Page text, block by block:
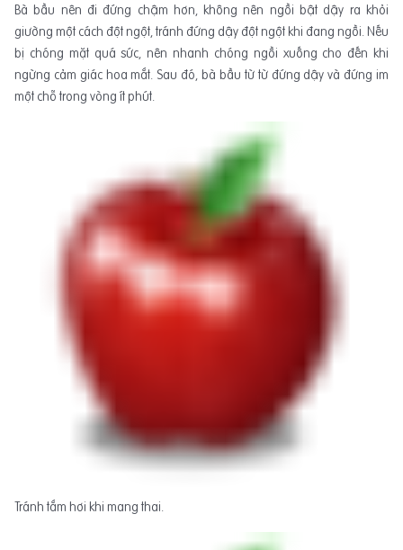
Bà bầu nên đi đứng chậm hơn, không nên ngồi bật dậy ra khỏi
giường một cách đột ngột, tránh đứng dậy đột ngột khi đang ngồi. Nếu
bị chóng mặt quá sức, nên nhanh chóng ngồi xuống cho đến khi
ngừng cảm giác hoa mắt. Sau đó, bà bầu từ từ đứng dậy và đứng im
một chỗ trong vòng ít phút.
Tránh tắm hơi khi mang thai.